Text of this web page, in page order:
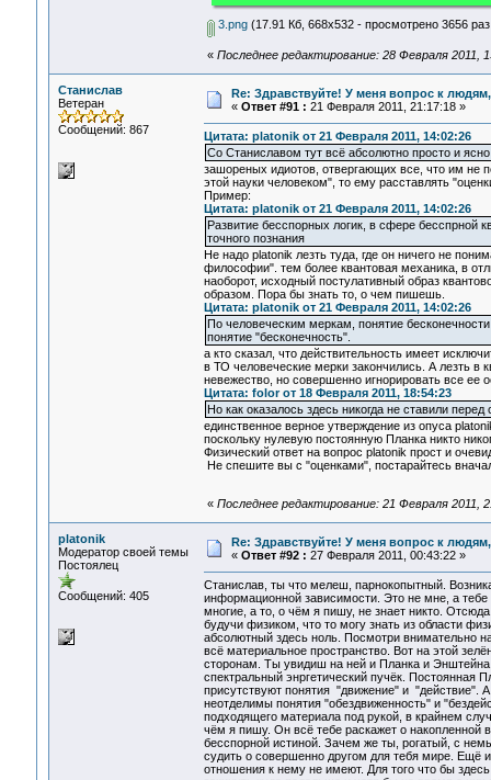
3.png(17.91 Кб, 668x532 - просмотрено 3656
« Последнее редактирование: 28 Февраля 2011,
Станислав
Ветеран
Сообщений: 867
Re: Здравствуйте! У меня вопрос к
« Ответ #91 : 21 Февраля 2011, 21:17:18 »
Цитата: platonik от 21 Февраля 2011, 14:02:26
Со Станиславом тут всё абсолютно просто и ясно
зашореных идиотов, отвергающих все, что им не
этой науки человеком", то ему расставлять
Пример:
Цитата: platonik от 21 Февраля 2011, 14:02:26
Развитие бесспорных логик, в сфере
точного познания
Не надо platonik лезть туда, где он ничего не
философии". тем более квантовая механика, в
наоборот, исходный постулативный образ
образом. Пора бы знать то, о чем пишешь.
Цитата: platonik от 21 Февраля 2011, 14:02:26
По человеческим меркам, понятие
понятие "бесконечность".
а кто сказал, что действительность имеет
в ТО человеческие мерки закончились. А лезть в
невежество, но совершенно игнорировать все ее
Цитата: folor от 18 Февраля 2011, 18:54:23
Но как оказалось здесь никогда не ставили
единственное верное утверждение из опуса
поскольку нулевую постоянную Планка никто
Физический ответ на вопрос platonik прост и
Не спешите вы с "оценками", постарайтесь
« Последнее редактирование: 21 Февраля 2011,
platonik
Модератор своей темы
Постоялец
Сообщений: 405
Re: Здравствуйте! У меня вопрос к
« Ответ #92 : 27 Февраля 2011, 00:43:22 »
Станислав, ты что мелеш, парнокопытный.
информационной зависимости. Это не мне, а
многие, а то, о чём я пишу, не знает никто.
будучи физиком, что то могу знать из области
абсолютный здесь ноль. Посмотри внимательно
всё материальное пространство. Вот на этой
сторонам. Ты увидиш на ней и Планка и
спектральный энргетический пучёк. Постоянная
присутствуют понятия "движение" и "действие".
неотделимы понятия "обездвиженность" и
подходящего материала под рукой, в крайнем
чём я пишу. Он всё тебе раскажет о накопленной
бесспорной истиной. Зачем же ты, рогатый, с
судить о совершенно другом для тебя мире. Ещё
отношения к нему не имеют. Для того что бы